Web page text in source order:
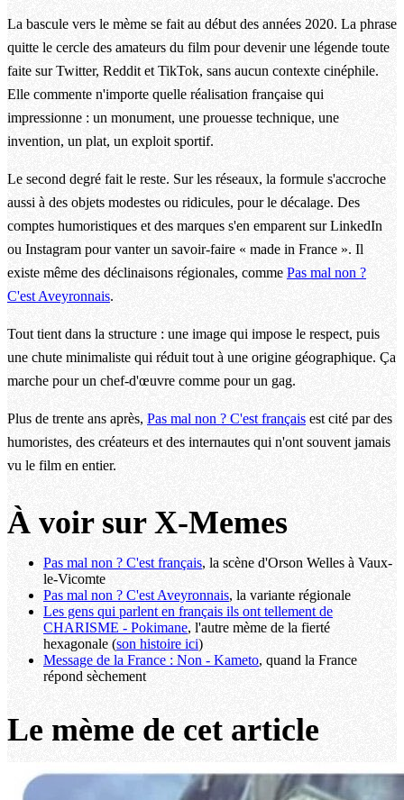
La bascule vers le mème se fait au début des années 2020. La phrase
quitte le cercle des amateurs du film pour devenir une légende toute
faite sur Twitter, Reddit et TikTok, sans aucun contexte cinéphile.
Elle commente n'importe quelle réalisation française qui
impressionne : un monument, une prouesse technique, une
invention, un plat, un exploit sportif.
Le second degré fait le reste. Sur les réseaux, la formule s'accroche
aussi à des objets modestes ou ridicules, pour le décalage. Des
comptes humoristiques et des marques s'en emparent sur LinkedIn
ou Instagram pour vanter un savoir-faire « made in France ». Il
existe même des déclinaisons régionales, comme Pas mal non ?
C'est Aveyronnais.
Tout tient dans la structure : une image qui impose le respect, puis
une chute minimaliste qui réduit tout à une origine géographique. Ça
marche pour un chef-d'œuvre comme pour un gag.
Plus de trente ans après, Pas mal non ? C'est français est cité par des
humoristes, des créateurs et des internautes qui n'ont souvent jamais
vu le film en entier.
À voir sur X-Memes
Pas mal non ? C'est français, la scène d'Orson Welles à Vaux-
le-Vicomte
Pas mal non ? C'est Aveyronnais, la variante régionale
Les gens qui parlent en français ils ont tellement de
CHARISME - Pokimane, l'autre mème de la fierté
hexagonale (son histoire ici)
Message de la France : Non - Kameto, quand la France
répond sèchement
Le mème de cet article